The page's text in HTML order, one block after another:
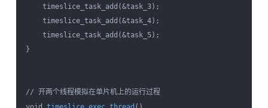
timeslice_task_add(&task_3);
timeslice_task_add(&task_4);
timeslice_task_add(&task_5);
}
// 开两个线程模拟在单片机上的运行过程